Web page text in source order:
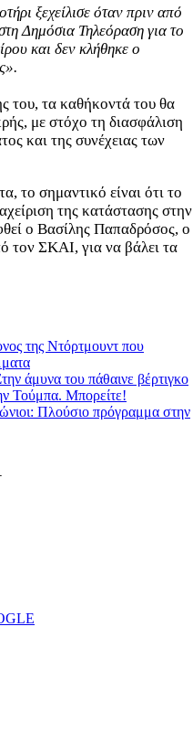
ξεχείλισε όταν πριν από
Δημόσια Τηλεόραση για το
και δεν κλήθηκε ο
του, τα καθήκοντά του θα
με στόχο τη διασφάλιση
και της συνέχειας των
το σημαντικό είναι ότι το
της κατάστασης στην
ο Βασίλης Παπαδρόσος, ο
τον ΣΚΑΙ, για να βάλει τα
της Ντόρτμουντ που
του πάθαινε βέρτιγκο
Τούμπα. Μπορείτε!
Πλούσιο πρόγραμμα στην